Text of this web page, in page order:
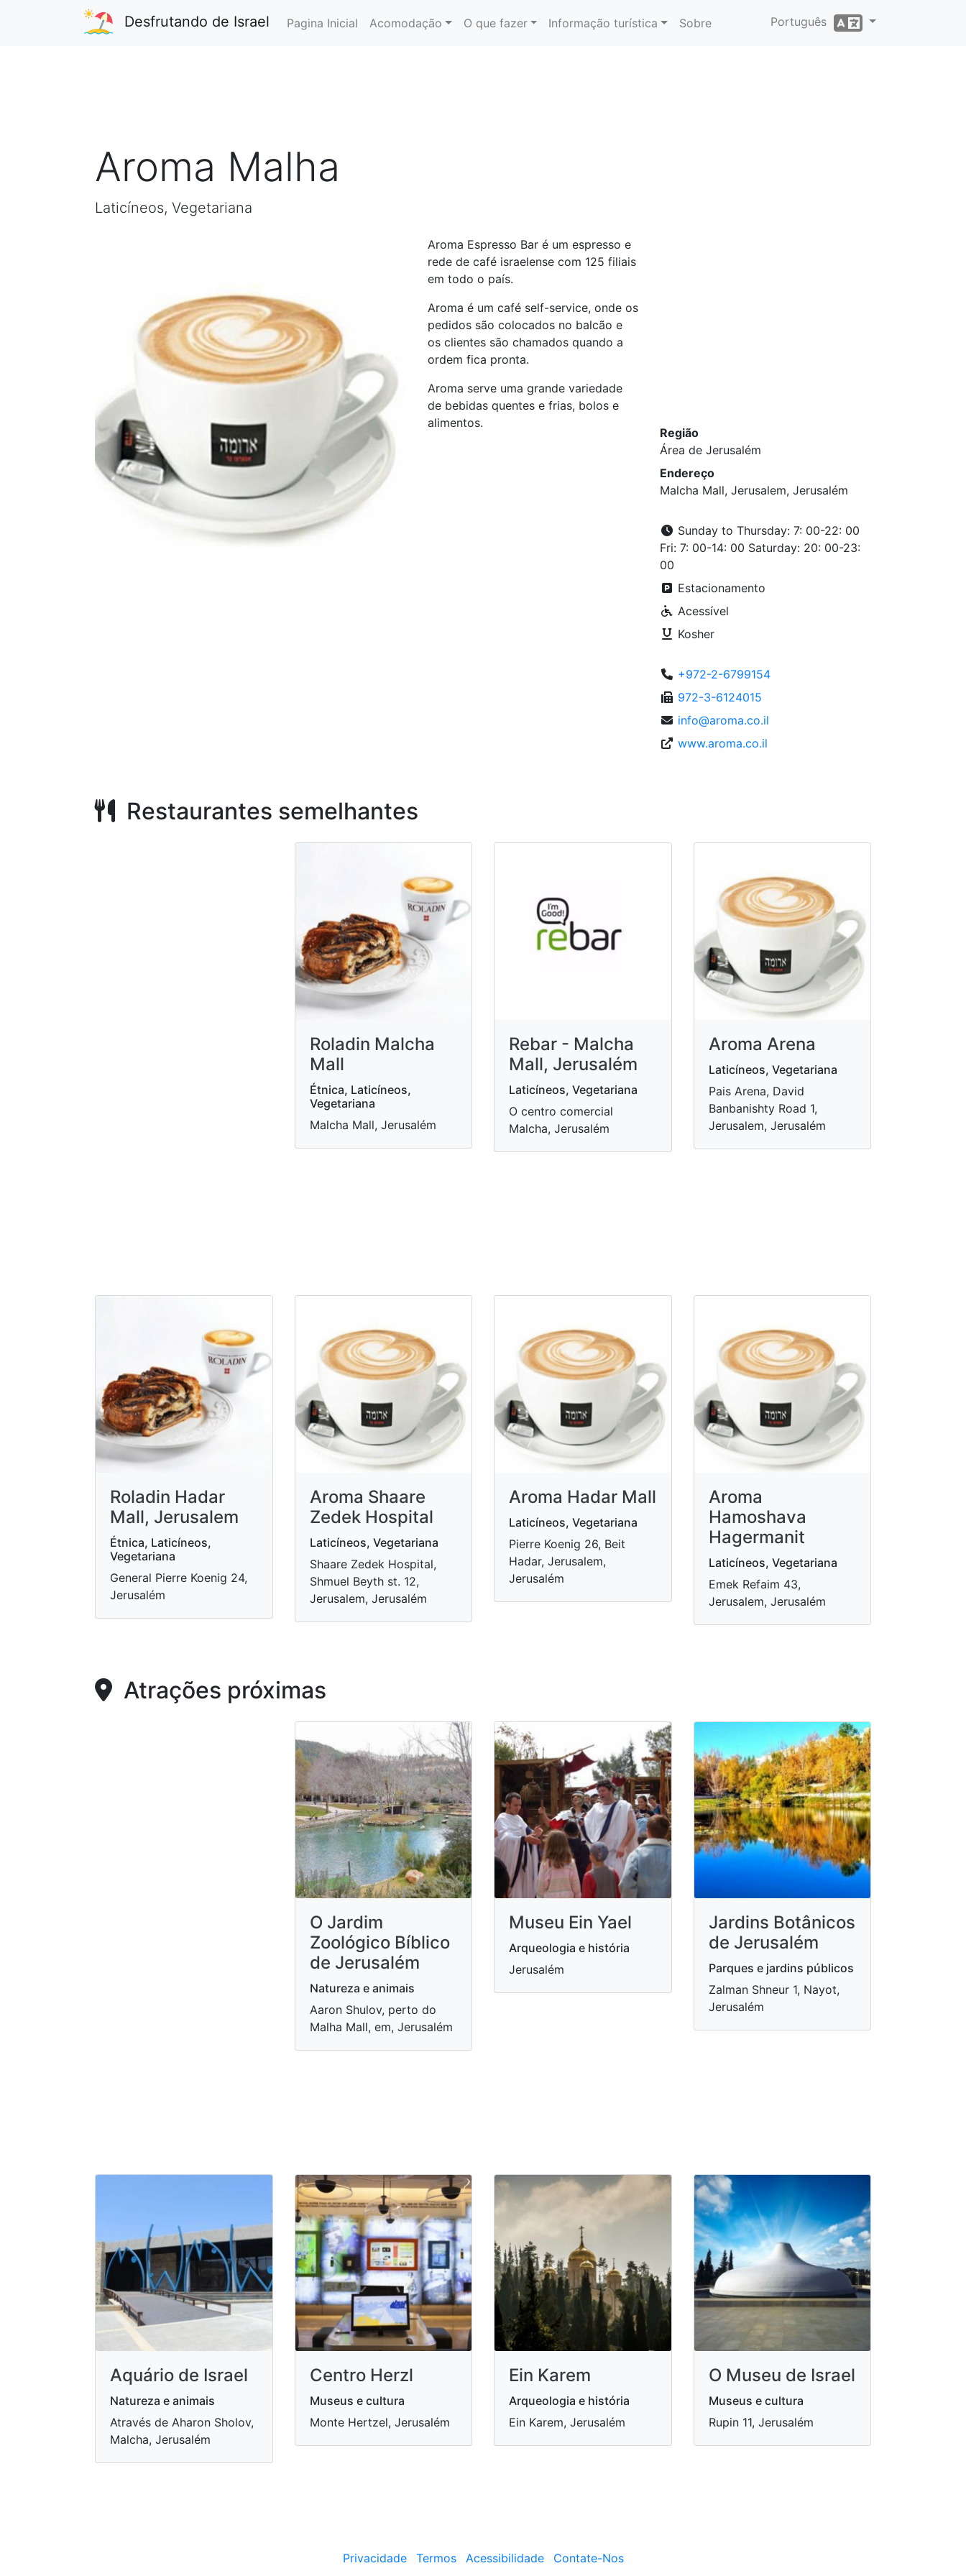
Desfrutando de Israel Pagina Inicial Acomodação O que fazer Informação turística Sobre Português
Aroma Malha
Laticíneos, Vegetariana
Aroma Espresso Bar é um espresso e
rede de café israelense com 125 filiais
em todo o país.
Aroma é um café self-service, onde os
pedidos são colocados no balcão e
os clientes são chamados quando a
ordem fica pronta.
Aroma serve uma grande variedade
de bebidas quentes e frias, bolos e
alimentos.
Região
Área de Jerusalém
Endereço
Malcha Mall, Jerusalem, Jerusalém
Sunday to Thursday: 7: 00-22: 00
Fri: 7: 00-14: 00 Saturday: 20: 00-23:
00
Estacionamento
Acessível
Kosher
+972-2-6799154
972-3-6124015
info@aroma.co.il
www.aroma.co.il
Restaurantes semelhantes
Roladin Malcha
Mall
Étnica, Laticíneos,
Vegetariana
Malcha Mall, Jerusalém
Rebar - Malcha
Mall, Jerusalém
Laticíneos, Vegetariana
O centro comercial
Malcha, Jerusalém
Aroma Arena
Laticíneos, Vegetariana
Pais Arena, David
Banbanishty Road 1,
Jerusalem, Jerusalém
Roladin Hadar
Mall, Jerusalem
Étnica, Laticíneos,
Vegetariana
General Pierre Koenig 24,
Jerusalém
Aroma Shaare
Zedek Hospital
Laticíneos, Vegetariana
Shaare Zedek Hospital,
Shmuel Beyth st. 12,
Jerusalem, Jerusalém
Aroma Hadar Mall
Laticíneos, Vegetariana
Pierre Koenig 26, Beit
Hadar, Jerusalem,
Jerusalém
Aroma
Hamoshava
Hagermanit
Laticíneos, Vegetariana
Emek Refaim 43,
Jerusalem, Jerusalém
Atrações próximas
O Jardim
Zoológico Bíblico
de Jerusalém
Natureza e animais
Aaron Shulov, perto do
Malha Mall, em, Jerusalém
Museu Ein Yael
Arqueologia e história
Jerusalém
Jardins Botânicos
de Jerusalém
Parques e jardins públicos
Zalman Shneur 1, Nayot,
Jerusalém
Aquário de Israel
Natureza e animais
Através de Aharon Sholov,
Malcha, Jerusalém
Centro Herzl
Museus e cultura
Monte Hertzel, Jerusalém
Ein Karem
Arqueologia e história
Ein Karem, Jerusalém
O Museu de Israel
Museus e cultura
Rupin 11, Jerusalém
Privacidade Termos Acessibilidade Contate-Nos